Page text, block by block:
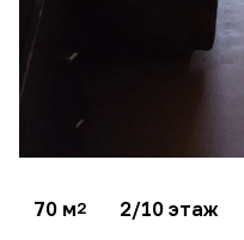
70 м2 2/10 этаж